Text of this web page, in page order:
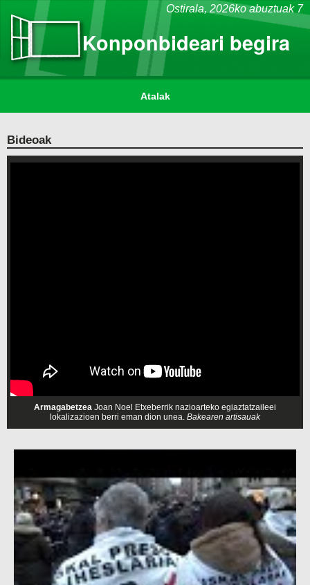
Ostirala, 2026ko abuztuak 7
Konponbideari begira
Atalak
Bideoak
Armagabetzea Joan Noel Etxeberrik nazioarteko egiaztatzaileei
lokalizazioen berri eman dion unea. Bakearen artisauak